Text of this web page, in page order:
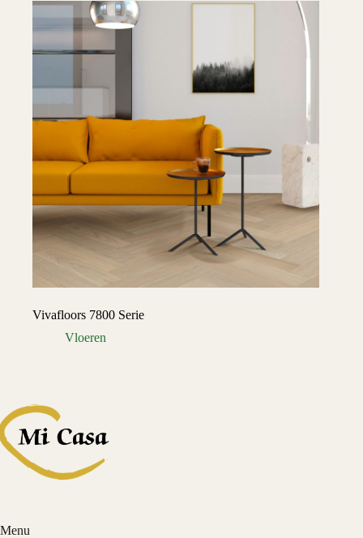
Vivafloors 7800 Serie
Vloeren
Menu